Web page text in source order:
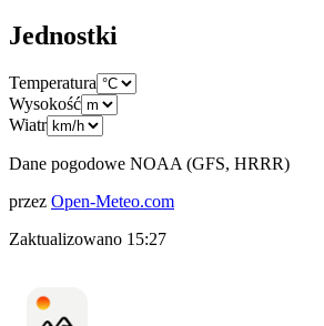
Jednostki
Temperatura
Wysokość
Wiatr
Dane pogodowe NOAA (GFS, HRRR)
przez Open-Meteo.com
Zaktualizowano 15:27